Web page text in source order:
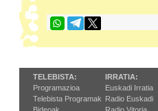
TELEBISTA:
Programazioa
Telebista Programak
IRRATIA:
Euskadi Irratia
Radio Euskadi